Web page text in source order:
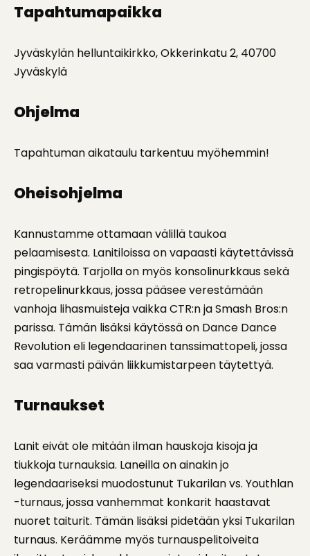
Tapahtumapaikka
Jyväskylän helluntaikirkko, Okkerinkatu 2, 40700
Jyväskylä
Ohjelma
Tapahtuman aikataulu tarkentuu myöhemmin!
Oheisohjelma
Kannustamme ottamaan välillä taukoa
pelaamisesta. Lanitiloissa on vapaasti käytettävissä
pingispöytä. Tarjolla on myös konsolinurkkaus sekä
retropelinurkkaus, jossa pääsee verestämään
vanhoja lihasmuisteja vaikka CTR:n ja Smash Bros:n
parissa. Tämän lisäksi käytössä on Dance Dance
Revolution eli legendaarinen tanssimattopeli, jossa
saa varmasti päivän liikkumistarpeen täytettyä.
Turnaukset
Lanit eivät ole mitään ilman hauskoja kisoja ja
tiukkoja turnauksia. Laneilla on ainakin jo
legendaariseksi muodostunut Tukarilan vs. Youthlan
-turnaus, jossa vanhemmat konkarit haastavat
nuoret taiturit. Tämän lisäksi pidetään yksi Tukarilan
turnaus. Keräämme myös turnauspelitoiveita